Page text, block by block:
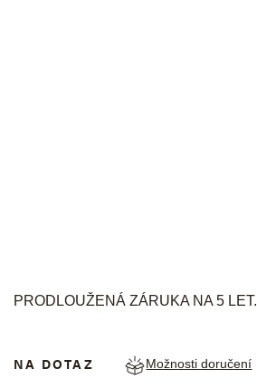
PRODLOUŽENÁ ZÁRUKA NA 5 LET.
NA DOTAZ Možnosti doručení